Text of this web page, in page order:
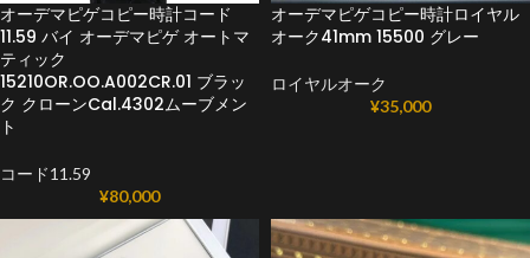
オーデマピゲコピー時計コード
11.59 バイ オーデマピゲ オートマ
ティック
15210OR.OO.A002CR.01 ブラッ
ク クローンCal.4302ムーブメン
ト
コード11.59
¥80,000
オーデマピゲコピー時計ロイヤル
オーク41mm 15500 グレー
ロイヤルオーク
¥35,000